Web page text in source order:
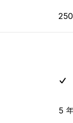
250
5